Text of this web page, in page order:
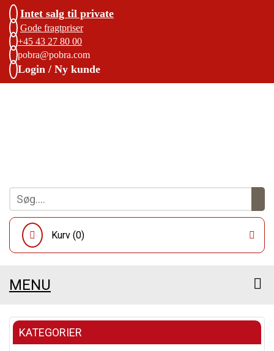
Intet salg til private
Gode fragtpriser
+45 43 27 80 00
pobra@pobra.com
Login / Ny kunde
Kurv (0)
MENU
KATEGORIER